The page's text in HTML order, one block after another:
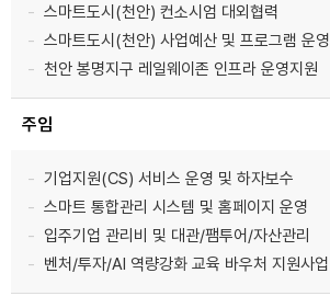
스마트도시(천안) 컨소시엄 대외협력
스마트도시(천안) 사업예산 및 프로그램 운영
천안 봉명지구 레일웨이존 인프라 운영지원
주임
기업지원(CS) 서비스 운영 및 하자보수
스마트 통합관리 시스템 및 홈페이지 운영
입주기업 관리비 및 대관/팸투어/자산관리
벤처/투자/AI 역량강화 교육 바우처 지원사업